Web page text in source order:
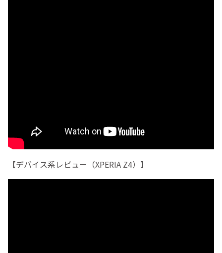
【デバイス系レビュー（XPERIA Z4）】